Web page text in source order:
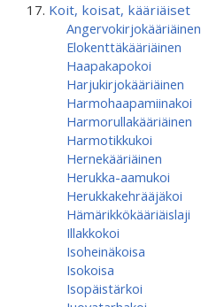
Koit, koisat, kääriäiset
Angervokirjokääriäinen
Elokenttäkääriäinen
Haapakapokoi
Harjukirjokääriäinen
Harmohaapamiinakoi
Harmorullakääriäinen
Harmotikkukoi
Hernekääriäinen
Herukka-aamukoi
Herukkakehrääjäkoi
Hämärikkökääriäislaji
Illakkokoi
Isoheinäkoisa
Isokoisa
Isopäistärkoi